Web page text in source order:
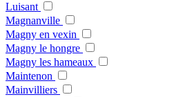
Luisant
Magnanville
Magny en vexin
Magny le hongre
Magny les hameaux
Maintenon
Mainvilliers